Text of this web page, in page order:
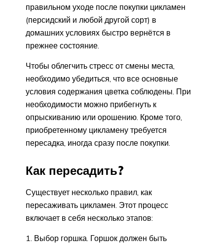
правильном уходе после покупки цикламен
(персидский и любой другой сорт) в
домашних условиях быстро вернётся в
прежнее состояние.
Чтобы облегчить стресс от смены места,
необходимо убедиться, что все основные
условия содержания цветка соблюдены. При
необходимости можно прибегнуть к
опрыскиванию или орошению. Кроме того,
приобретенному цикламену требуется
пересадка, иногда сразу после покупки.
Как пересадить?
Существует несколько правил, как
пересаживать цикламен. Этот процесс
включает в себя несколько этапов:
Выбор горшка. Горшок должен быть